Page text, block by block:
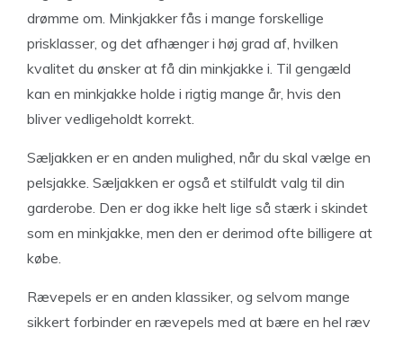
drømme om. Minkjakker fås i mange forskellige
prisklasser, og det afhænger i høj grad af, hvilken
kvalitet du ønsker at få din minkjakke i. Til gengæld
kan en minkjakke holde i rigtig mange år, hvis den
bliver vedligeholdt korrekt.
Sæljakken er en anden mulighed, når du skal vælge en
pelsjakke. Sæljakken er også et stilfuldt valg til din
garderobe. Den er dog ikke helt lige så stærk i skindet
som en minkjakke, men den er derimod ofte billigere at
købe.
Rævepels er en anden klassiker, og selvom mange
sikkert forbinder en rævepels med at bære en hel ræv